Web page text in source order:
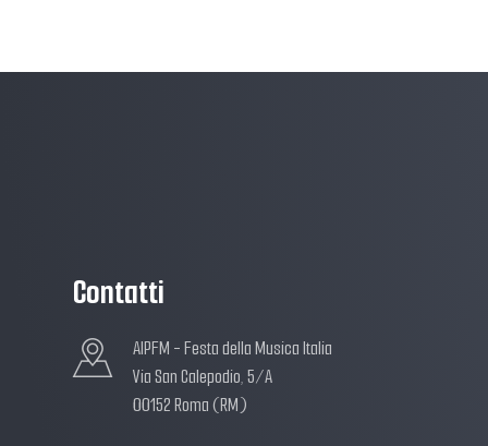
Contatti
AIPFM - Festa della Musica Italia
Via San Calepodio, 5/A
00152 Roma (RM)